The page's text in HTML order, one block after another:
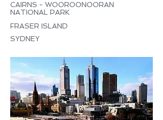
CAIRNS - WOOROONOORAN
NATIONAL PARK
FRASER ISLAND
SYDNEY